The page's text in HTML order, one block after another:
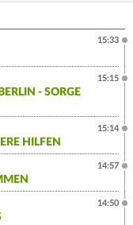
15:33
- SORGE
15:15
HILFEN
15:14
14:57
14:50